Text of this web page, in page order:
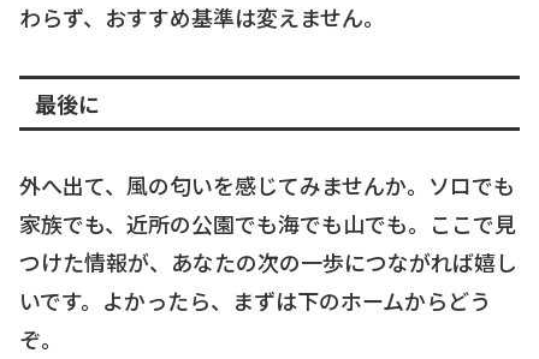
わらず、おすすめ基準は変えません。
最後に
外へ出て、風の匂いを感じてみませんか。ソロでも
家族でも、近所の公園でも海でも山でも。ここで見
つけた情報が、あなたの次の一歩につながれば嬉し
いです。よかったら、まずは下のホームからどう
ぞ。